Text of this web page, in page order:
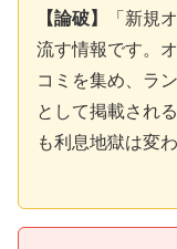
【論破】
「新規
流す情報です。
コミを集め、ラ
として掲載され
も利息地獄は変